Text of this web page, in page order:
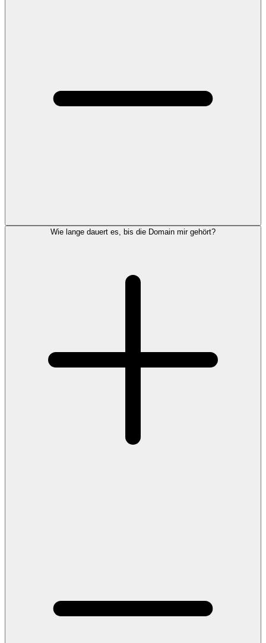
Wie lange dauert es, bis die Domain mir gehört?